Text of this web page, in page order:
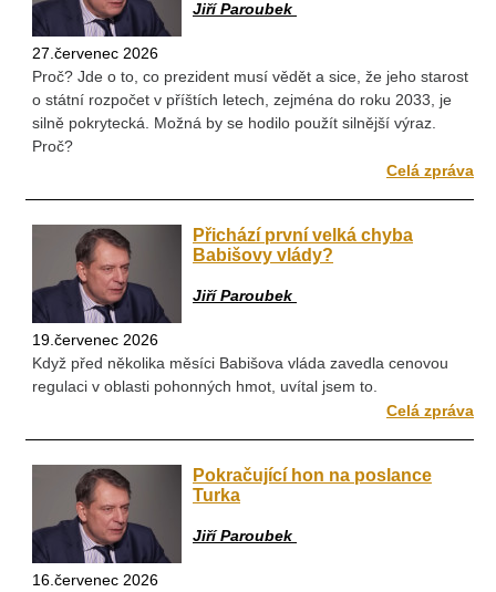
Jiří Paroubek
27.červenec 2026
Proč? Jde o to, co prezident musí vědět a sice, že jeho starost
o státní rozpočet v příštích letech, zejména do roku 2033, je
silně pokrytecká. Možná by se hodilo použít silnější výraz.
Proč?
Celá zpráva
Přichází první velká chyba
Babišovy vlády?
Jiří Paroubek
19.červenec 2026
Když před několika měsíci Babišova vláda zavedla cenovou
regulaci v oblasti pohonných hmot, uvítal jsem to.
Celá zpráva
Pokračující hon na poslance
Turka
Jiří Paroubek
16.červenec 2026